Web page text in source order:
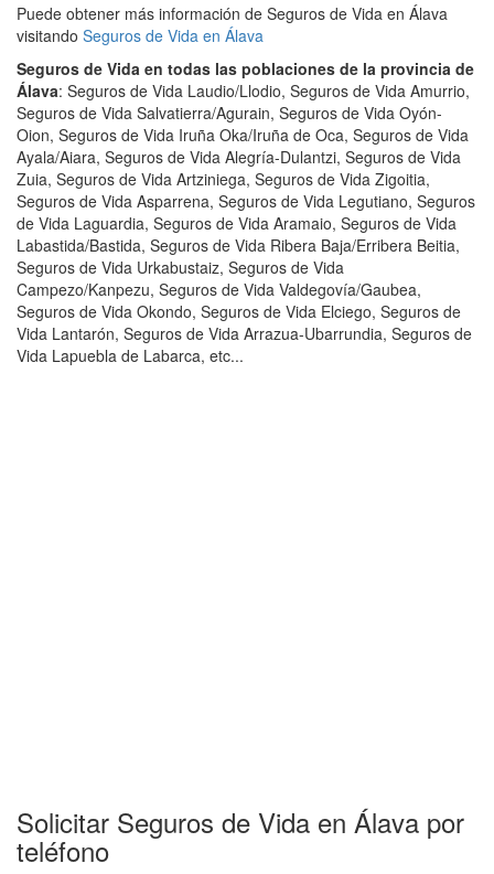
Puede obtener más información de Seguros de Vida en Álava
visitando Seguros de Vida en Álava
Seguros de Vida en todas las poblaciones de la provincia de
Álava: Seguros de Vida Laudio/Llodio, Seguros de Vida Amurrio,
Seguros de Vida Salvatierra/Agurain, Seguros de Vida Oyón-
Oion, Seguros de Vida Iruña Oka/Iruña de Oca, Seguros de Vida
Ayala/Aiara, Seguros de Vida Alegría-Dulantzi, Seguros de Vida
Zuia, Seguros de Vida Artziniega, Seguros de Vida Zigoitia,
Seguros de Vida Asparrena, Seguros de Vida Legutiano, Seguros
de Vida Laguardia, Seguros de Vida Aramaio, Seguros de Vida
Labastida/Bastida, Seguros de Vida Ribera Baja/Erribera Beitia,
Seguros de Vida Urkabustaiz, Seguros de Vida
Campezo/Kanpezu, Seguros de Vida Valdegovía/Gaubea,
Seguros de Vida Okondo, Seguros de Vida Elciego, Seguros de
Vida Lantarón, Seguros de Vida Arrazua-Ubarrundia, Seguros de
Vida Lapuebla de Labarca, etc...
Solicitar Seguros de Vida en Álava por
teléfono